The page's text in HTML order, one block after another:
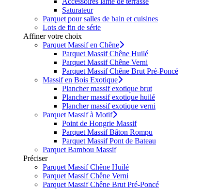
Saturateur
Parquet pour salles de bain et cuisines
Lots de fin de série
Affiner votre choix
Parquet Massif en Chêne
Parquet Massif Chêne Huilé
Parquet Massif Chêne Verni
Parquet Massif Chêne Brut Pré-Poncé
Massif en Bois Exotique
Plancher massif exotique brut
Plancher massif exotique huilé
Plancher massif exotique verni
Parquet Massif à Motif
Point de Hongrie Massif
Parquet Massif Bâton Rompu
Parquet Massif Pont de Bateau
Parquet Bambou Massif
Préciser
Parquet Massif Chêne Huilé
Parquet Massif Chêne Verni
Parquet Massif Chêne Brut Pré-Poncé